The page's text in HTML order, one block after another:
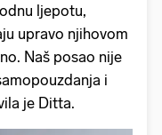
ljepotu,
upravo njihovom
Naš posao nije
i
je Ditta.